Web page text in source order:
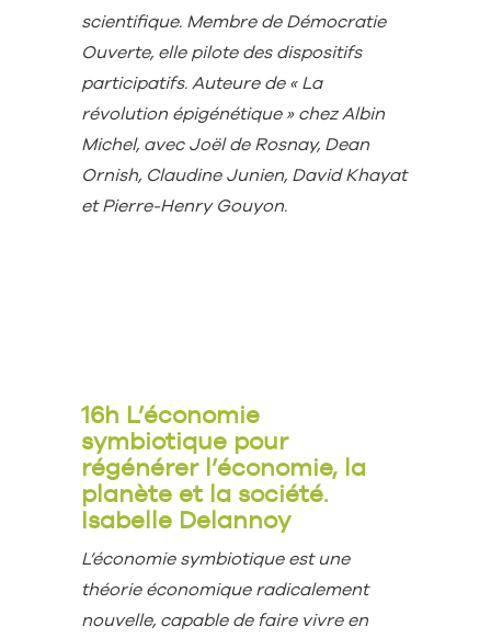
scientifique. Membre de Démocratie
Ouverte, elle pilote des dispositifs
participatifs. Auteure de « La
révolution épigénétique » chez Albin
Michel, avec Joël de Rosnay, Dean
Ornish, Claudine Junien, David Khayat
et Pierre-Henry Gouyon.
16h L’économie
symbiotique pour
régénérer l’économie, la
planète et la société.
Isabelle Delannoy
L’économie symbiotique est une
théorie économique radicalement
nouvelle, capable de faire vivre en